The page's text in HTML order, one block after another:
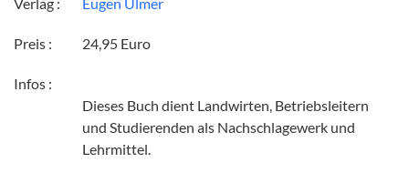
Preis : 24,95 Euro
Infos :
Dieses Buch dient Landwirten, Betriebsleitern
und Studierenden als Nachschlagewerk und
Lehrmittel.